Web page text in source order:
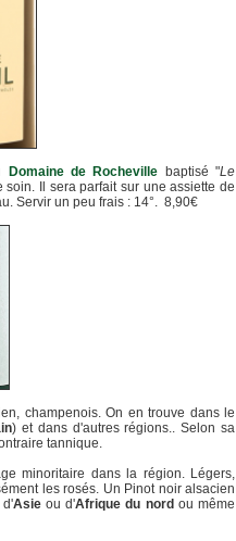
Domaine de Rocheville baptisé "Le
Il sera parfait sur une assiette de
Servir un peu frais : 14°. 8,90€
champenois. On en trouve dans le
) et dans d'autres régions.. Selon sa
tannique.
minoritaire dans la région. Légers,
les rosés. Un Pinot noir alsacien
Asieou d'Afrique du nord ou même